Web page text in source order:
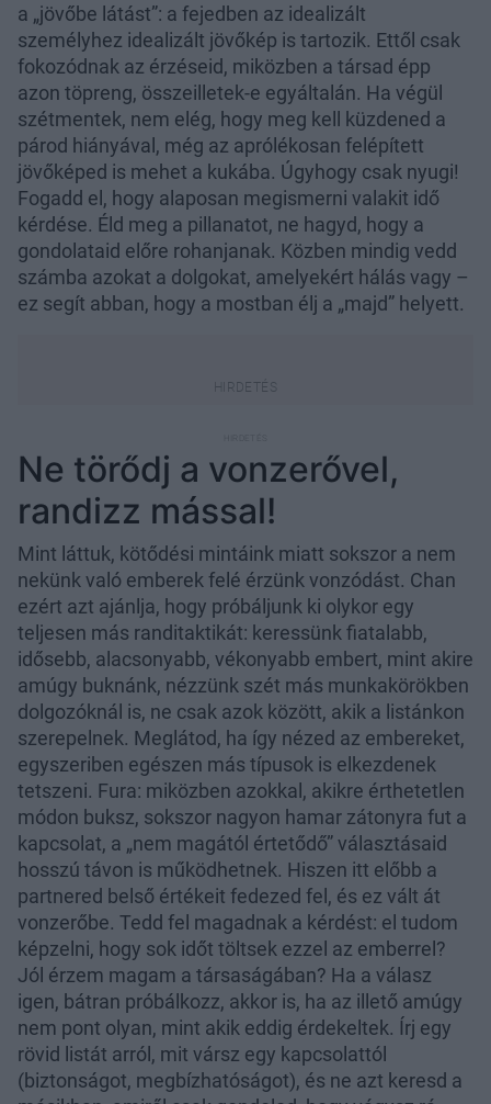
a „jövőbe látást”: a fejedben az idealizált
személyhez idealizált jövőkép is tartozik. Ettől csak
fokozódnak az érzéseid, miközben a társad épp
azon töpreng, összeilletek-e egyáltalán. Ha végül
szétmentek, nem elég, hogy meg kell küzdened a
párod hiányával, még az aprólékosan felépített
jövőképed is mehet a kukába. Úgyhogy csak nyugi!
Fogadd el, hogy alaposan megismerni valakit idő
kérdése. Éld meg a pillanatot, ne hagyd, hogy a
gondolataid előre rohanjanak. Közben mindig vedd
számba azokat a dolgokat, amelyekért hálás vagy –
ez segít abban, hogy a mostban élj a „majd” helyett.
Ne törődj a vonzerővel,
randizz mással!
Mint láttuk, kötődési mintáink miatt sokszor a nem
nekünk való emberek felé érzünk vonzódást. Chan
ezért azt ajánlja, hogy próbáljunk ki olykor egy
teljesen más randitaktikát: keressünk fiatalabb,
idősebb, alacsonyabb, vékonyabb embert, mint akire
amúgy buknánk, nézzünk szét más munkakörökben
dolgozóknál is, ne csak azok között, akik a listánkon
szerepelnek. Meglátod, ha így nézed az embereket,
egyszeriben egészen más típusok is elkezdenek
tetszeni. Fura: miközben azokkal, akikre érthetetlen
módon buksz, sokszor nagyon hamar zátonyra fut a
kapcsolat, a „nem magától értetődő” választásaid
hosszú távon is működhetnek. Hiszen itt előbb a
partnered belső értékeit fedezed fel, és ez vált át
vonzerőbe. Tedd fel magadnak a kérdést: el tudom
képzelni, hogy sok időt töltsek ezzel az emberrel?
Jól érzem magam a társaságában? Ha a válasz
igen, bátran próbálkozz, akkor is, ha az illető amúgy
nem pont olyan, mint akik eddig érdekeltek. Írj egy
rövid listát arról, mit vársz egy kapcsolattól
(biztonságot, megbízhatóságot), és ne azt keresd a